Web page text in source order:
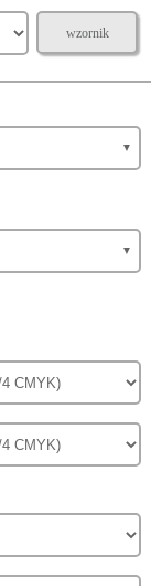
wzornik
▼
▼